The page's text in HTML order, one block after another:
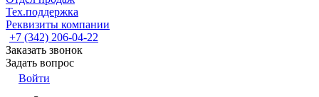
Тех.поддержка
Реквизиты компании
+7 (342) 206-04-22
Заказать звонок
Задать вопрос
Войти